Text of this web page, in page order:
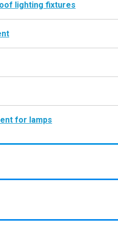
lighting fixtures
for lamps